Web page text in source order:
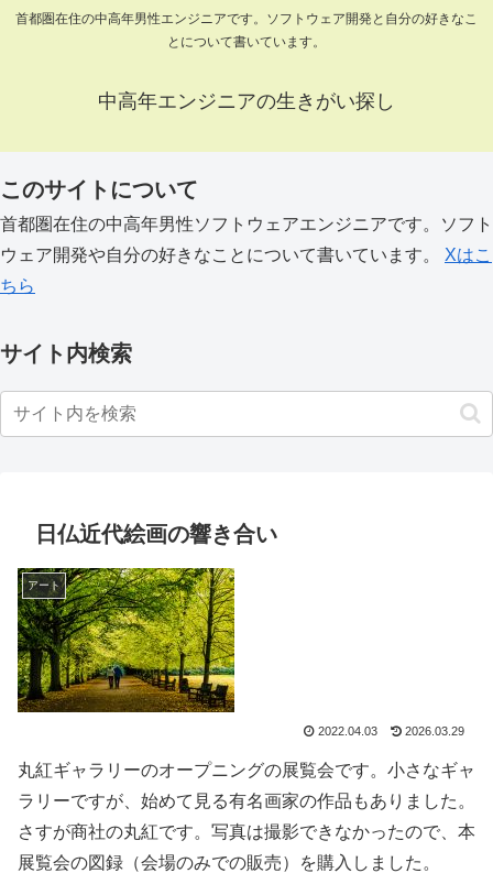
首都圏在住の中高年男性エンジニアです。ソフトウェア開発と自分の好きなこ
とについて書いています。
中高年エンジニアの生きがい探し
このサイトについて
首都圏在住の中高年男性ソフトウェアエンジニアです。ソフト
ウェア開発や自分の好きなことについて書いています。 Xはこ
ちら
サイト内検索
日仏近代絵画の響き合い
アート
2022.04.03 2026.03.29
丸紅ギャラリーのオープニングの展覧会です。小さなギャ
ラリーですが、始めて見る有名画家の作品もありました。
さすが商社の丸紅です。写真は撮影できなかったので、本
展覧会の図録（会場のみでの販売）を購入しました。